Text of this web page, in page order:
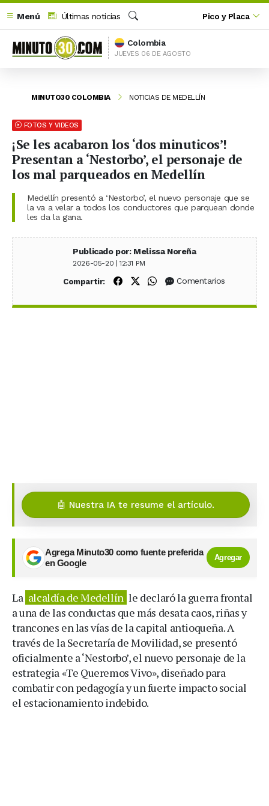
Menú
Últimas noticias
Buscar
Pico y Placa
Colombia
JUEVES 06 DE AGOSTO
MINUTO30 COLOMBIA NOTICIAS DE MEDELLÍN
FOTOS Y VIDEOS
¡Se les acabaron los ‘dos minuticos’!
Presentan a ‘Nestorbo’, el personaje de
los mal parqueados en Medellín
Medellín presentó a ‘Nestorbo’, el nuevo personaje que se
la va a velar a todos los conductores que parquean donde
les da la gana.
Publicado por: Melissa Noreña
2026-05-20 | 12:31 PM
Compartir: Compartir en Facebook
Compartir en X (Twitter)
Compartir en WhatsApp
Comentarios
🤖 Nuestra IA te resume el artículo.
Agrega Minuto30 como fuente preferida
en Google
Agregar
La alcaldía de Medellín le declaró la guerra frontal
a una de las conductas que más desata caos, riñas y
trancones en las vías de la capital antioqueña. A
través de la Secretaría de Movilidad, se presentó
oficialmente a ‘Nestorbo’, el nuevo personaje de la
estrategia «Te Queremos Vivo», diseñado para
combatir con pedagogía y un fuerte impacto social
el estacionamiento indebido.